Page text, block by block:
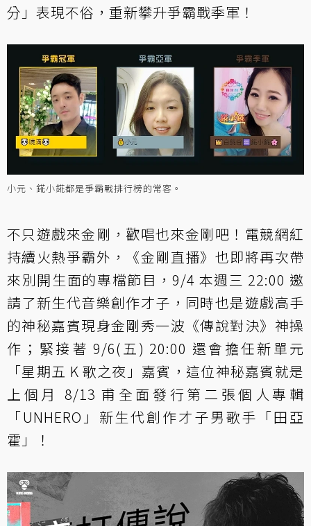
分」表現不俗，重新攀升爭霸戰季軍！
小元、錵小錵都是爭霸戰排行榜的常客。
不只遊戲來金剛，歡唱也來金剛吧！電競網紅
持續火熱爭霸外，《金剛直播》也即將再次帶
來別開生面的專檔節目，9/4 本週三 22:00 邀
請了新生代音樂創作才子，同時也是遊戲高手
的神秘嘉賓現身金剛秀一波《傳說對決》神操
作；緊接著 9/6(五) 20:00 還會擔任新單元
「星期五 K 歌之夜」嘉賓，這位神秘嘉賓就是
上個月 8/13 甫全面發行第二張個人專輯
「UNHERO」新生代創作才子男歌手「田亞
霍」！